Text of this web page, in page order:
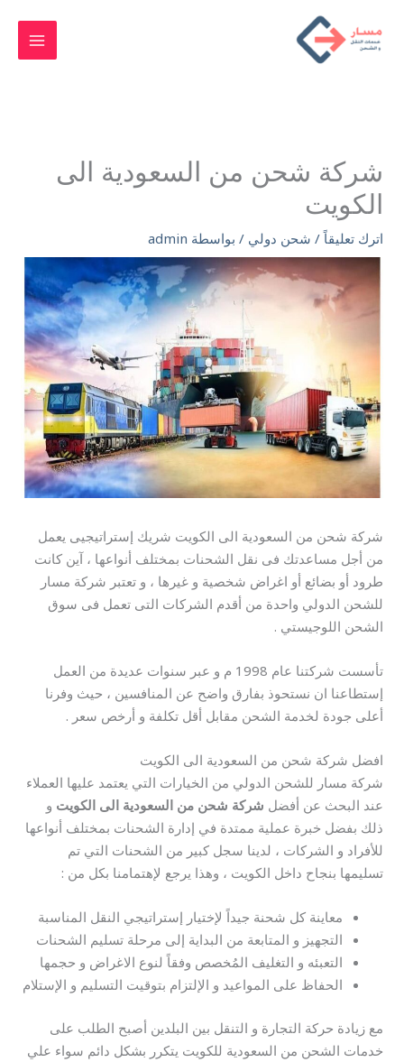
المحتوى
شركة شحن من السعودية الى
الكويت
اترك تعليقاً / شحن دولي / بواسطة admin
شركة شحن من السعودية الى الكويت شريك إستراتيجيى يعمل
من أجل مساعدتك فى نقل الشحنات بمختلف أنواعها ، آين كانت
طرود أو بضائع أو اغراض شخصية و غيرها ، و تعتبر شركة مسار
للشحن الدولي واحدة من أقدم الشركات التى تعمل فى سوق
الشحن اللوجيستي .
تأسست شركتنا عام 1998 م و عبر سنوات عديدة من العمل
إستطاعنا ان نستحوذ بفارق واضح عن المنافسين ، حيث وفرنا
أعلى جودة لخدمة الشحن مقابل أقل تكلفة و أرخص سعر .
افضل شركة شحن من السعودية الى الكويت
شركة مسار للشحن الدولي من الخيارات التي يعتمد عليها العملاء
عند البحث عن أفضل شركة شحن من السعودية الى الكويت و
ذلك بفضل خبرة عملية ممتدة في إدارة الشحنات بمختلف أنواعها
للأفراد و الشركات ، لدينا سجل كبير من الشحنات التي تم
تسليمها بنجاح داخل الكويت ، وهذا يرجع لإهتمامنا بكل من :
معاينة كل شحنة جيداً لإختيار إستراتيجي النقل المناسبة
التجهيز و المتابعة من البداية إلى مرحلة تسليم الشحنات
التعبئه و التغليف المُخصص وفقاً لنوع الاغراض و حجمها
الحفاظ على المواعيد و الإلتزام بتوقيت التسليم و الإستلام
مع زيادة حركة التجارة و التنقل بين البلدين أصبح الطلب على
خدمات الشحن من السعودية للكويت يتكرر بشكل دائم سواء علي